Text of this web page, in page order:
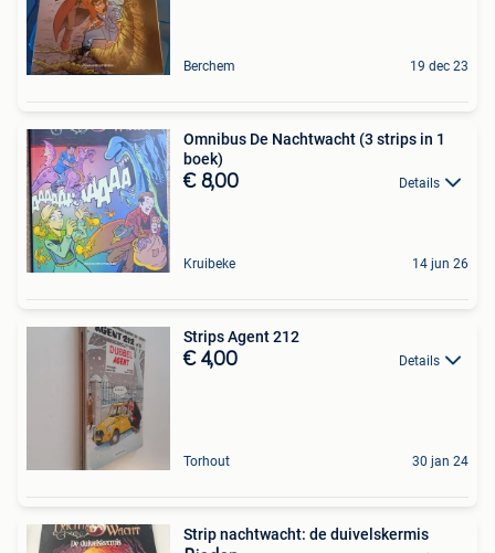
Berchem 19 dec 23
Omnibus De Nachtwacht (3 strips in 1
boek)
€ 8,00 Details
Kruibeke 14 jun 26
Strips Agent 212
€ 4,00 Details
Torhout 30 jan 24
Strip nachtwacht: de duivelskermis